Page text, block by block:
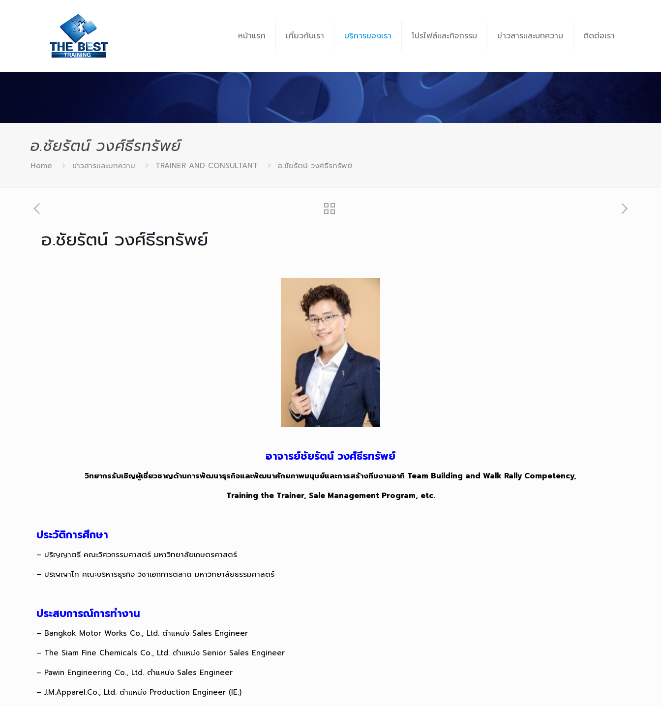
หน้าแรก เกี่ยวกับเรา บริการของเรา โปรไฟล์และกิจกรรม ข่าวสารและบทความ ติดต่อเรา
อ.ชัยรัตน์ วงศ์ธีรทรัพย์
Home ข่าวสารและบทความ TRAINER AND CONSULTANT อ.ชัยรัตน์ วงศ์ธีรทรัพย์
อ.ชัยรัตน์ วงศ์ธีรทรัพย์
อาจารย์ชัยรัตน์ วงศ์ธีรทรัพย์
วิทยากรรับเชิญผู้เชี่ยวชาญด้านการพัฒนาธุรกิจและพัฒนาศักยภาพมนุษย์และการสร้างทีมงานอาทิ Team Building and Walk Rally Competency,
Training the Trainer, Sale Management Program, etc.
ประวัติการศึกษา
– ปริญญาตรี คณะวิศวกรรมศาสตร์ มหาวิทยาลัยเกษตรศาสตร์
– ปริญญาโท คณะบริหารธุรกิจ วิชาเอกการตลาด มหาวิทยาลัยธรรมศาสตร์
ประสบการณ์การทำงาน
– Bangkok Motor Works Co., Ltd. ตำแหน่ง Sales Engineer
– The Siam Fine Chemicals Co., Ltd. ตำแหน่ง Senior Sales Engineer
– Pawin Engineering Co., Ltd. ตำแหน่ง Sales Engineer
– J.M.Apparel.Co., Ltd. ตำแหน่ง Production Engineer (IE.)